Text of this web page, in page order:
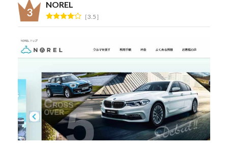
NOREL
3.5